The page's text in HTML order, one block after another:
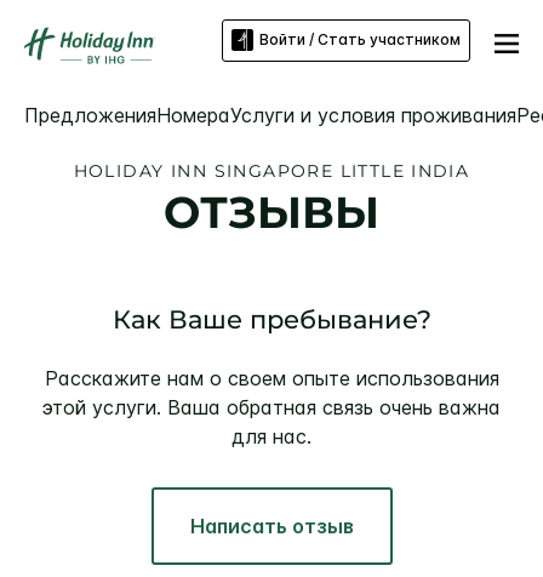
Войти / Стать участником
ПредложенияНомераУслуги и условия проживания
HOLIDAY INN SINGAPORE LITTLE INDIA
ОТЗЫВЫ
Как Ваше пребывание?
Расскажите нам о своем опыте использования
этой услуги. Ваша обратная связь очень важна
для нас.
Написать отзыв